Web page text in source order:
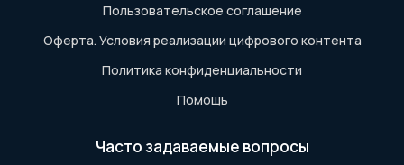
Пользовательское соглашение
Оферта. Условия реализации цифрового контента
Политика конфиденциальности
Помощь
Часто задаваемые вопросы